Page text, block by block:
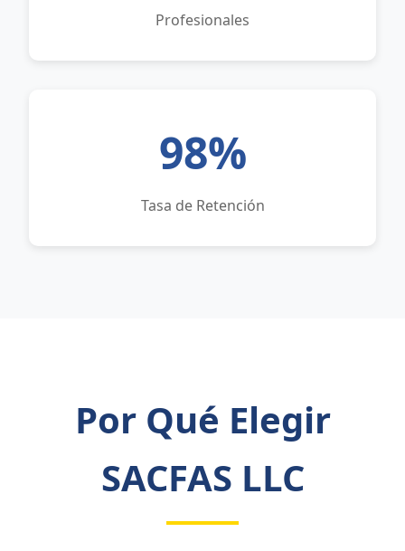
Profesionales
98%
Tasa de Retención
Por Qué Elegir
SACFAS LLC